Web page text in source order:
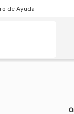
de Ayuda